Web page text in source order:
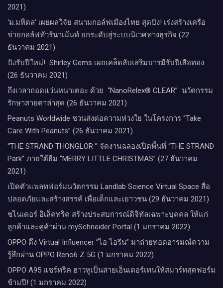
2021)
‘ม.มหิดล’ เผยผลวิจัย สนามกอล์ฟเมืองไทย สุดปัง! เร่งสร้างเครือ
ข่ายกอล์ฟทัวร์นาเม้นท์ ยกระดับสู่ระบบนิเวศทางธุรกิจ (22
ธันวาคม 2021)
ปังรับปีใหม่​! ​ Shirley Gems เผยเคล็ดลับ​เสริมบารมีรับปีเสือทอง
(26 ธันวาคม 2021)
ถึงเวลาถอดแว่นหนาเตอะ ด้วย “NanoRelex® CLEAR” นวัตกรรม
รักษาสายตาล่าสุด (26 ธันวาคม 2021)
Peanuts Worldwide ชวนส่งต่อความห่วงใย​ ​ในโครงการ “Take
Care With Peanuts” (26 ธันวาคม 2021)
“THE STRAND THONGLOR ” จัดงานฉลองเปิดพื้นที่ “THE STRAND
Park” ภายใต้ธีม “MERRY LITTLE CHRISTMAS” (27 ธันวาคม
2021)
เปิดตัวแพลทฟอร์มนวัตกรรม Landlab Science Virtual Space สื่อ
ปลอดภัยและสร้างสรรค์ เพื่อเด็กและเยาวชน (29 ธันวาคม 2021)
ชไนเดอร์ อิเล็คทริค สร้างประสบการณ์ดิจิทัลเฉพาะบุคคล ให้แก่
ลูกค้าและคู่ค้าผ่าน mySchneider Portal (1 มกราคม 2022)
OPPO ดึง Virtual Influencer “ไอ ไอรีน” มาถ่ายทอดอารมณ์ความ
รู้สึกผ่าน OPPO Reno6 Z 5G (1 มกราคม 2022)
OPPO A95 แชร์ทริค ฮาวทูเป็นสายเอ็นเตอร์เทนให้สมาร์ทสุดฟอร์ม
ข้ามปี! (1 มกราคม 2022)